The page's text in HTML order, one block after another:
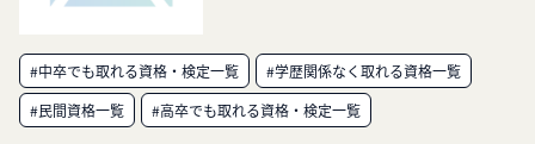
#中卒でも取れる資格・検定一覧
#学歴関係なく取れる資格一覧
#民間資格一覧
#高卒でも取れる資格・検定一覧